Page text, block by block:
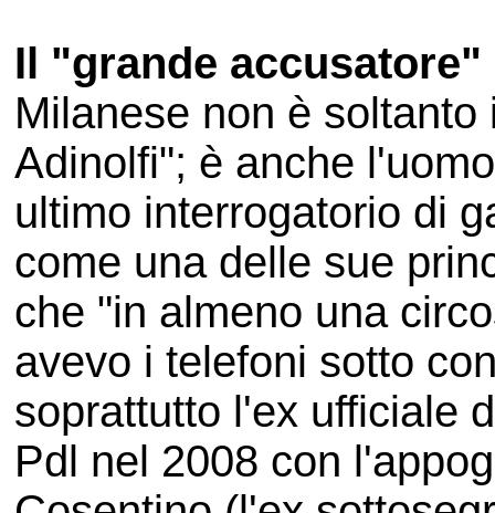
Il "grande accusatore"
Milanese non è
Adinolfi"; è anche
ultimo interrogatorio di
come una delle sue
che "in almeno una
avevo i telefoni sotto
soprattutto l'ex ufficiale
Pdl nel 2008 con